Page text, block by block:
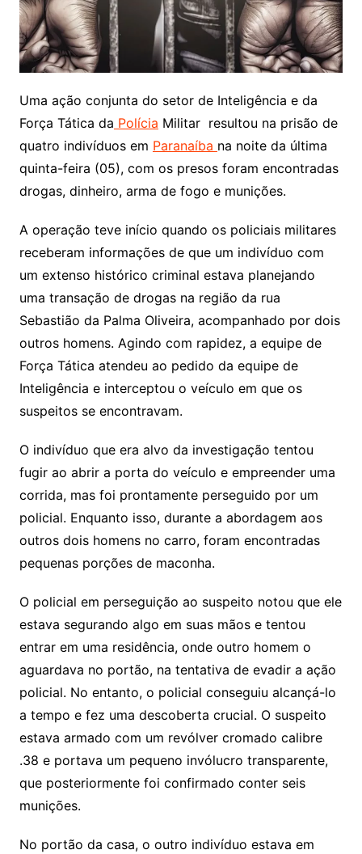
Uma ação conjunta do setor de Inteligência e da
Força Tática da Polícia Militar resultou na prisão de
quatro indivíduos em Paranaíba na noite da última
quinta-feira (05), com os presos foram encontradas
drogas, dinheiro, arma de fogo e munições.
A operação teve início quando os policiais militares
receberam informações de que um indivíduo com
um extenso histórico criminal estava planejando
uma transação de drogas na região da rua
Sebastião da Palma Oliveira, acompanhado por dois
outros homens. Agindo com rapidez, a equipe de
Força Tática atendeu ao pedido da equipe de
Inteligência e interceptou o veículo em que os
suspeitos se encontravam.
O indivíduo que era alvo da investigação tentou
fugir ao abrir a porta do veículo e empreender uma
corrida, mas foi prontamente perseguido por um
policial. Enquanto isso, durante a abordagem aos
outros dois homens no carro, foram encontradas
pequenas porções de maconha.
O policial em perseguição ao suspeito notou que ele
estava segurando algo em suas mãos e tentou
entrar em uma residência, onde outro homem o
aguardava no portão, na tentativa de evadir a ação
policial. No entanto, o policial conseguiu alcançá-lo
a tempo e fez uma descoberta crucial. O suspeito
estava armado com um revólver cromado calibre
.38 e portava um pequeno invólucro transparente,
que posteriormente foi confirmado conter seis
munições.
No portão da casa, o outro indivíduo estava em